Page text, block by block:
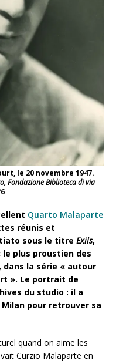
le 20 novembre 1947.
Fondazione Biblioteca di via
6
Quarto Malaparte
réunis et
sous le titre Exils,
plus proustien des
dans la série « autour
». Le portrait de
du studio : il a
pour retrouver sa
quand on aime les
Curzio Malaparte en